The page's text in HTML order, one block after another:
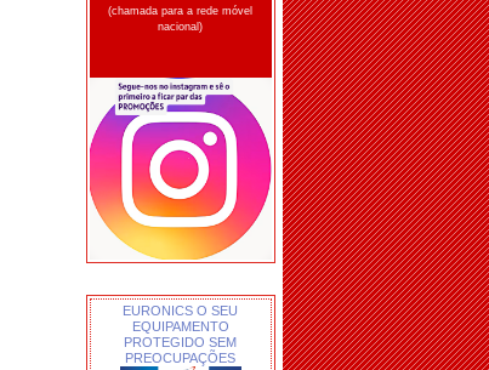
(chamada para a rede móvel
nacional)
EURONICS O SEU
EQUIPAMENTO
PROTEGIDO SEM
PREOCUPAÇÕES